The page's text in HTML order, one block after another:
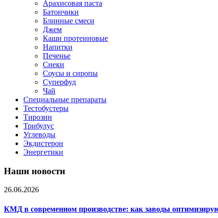
Арахисовая паста
Батончики
Блинные смеси
Джем
Каши протеиновые
Напитки
Печенье
Снеки
Соусы и сиропы
Суперфуд
Чай
Специальные препараты
Тестобустеры
Тирозин
Трибулус
Углеводы
Экдистерон
Энергетики
Наши новости
26.06.2026
КМД в современном производстве: как заводы